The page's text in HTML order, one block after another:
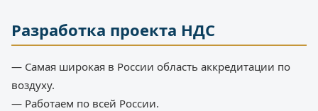
Разработка проекта НДС
— Самая широкая в России область аккредитации по
воздуху.
— Работаем по всей России.